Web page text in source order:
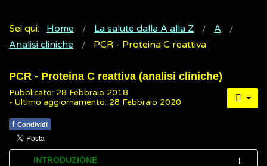
Sei qui: Home La salute dalla A alla Z
A
Analisi cliniche
PCR - Proteina C reattiva
PCR - Proteina C reattiva (analisi cliniche)
Pubblicato: 28 Febbraio 2018
- Ultimo aggiornamento: 28 Febbraio 2020
f Condividi
INTRODUZIONE